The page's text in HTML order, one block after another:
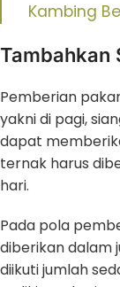
Kambing
Tambahkan
Pemberian
yakni di pagi,
dapat
ternak harus
hari.
Pada pola
diberikan dalam
diikuti jumlah